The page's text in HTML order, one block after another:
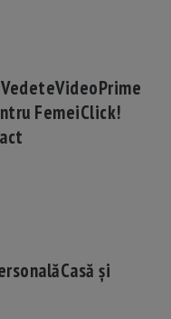
VedeteVideoPrime
FemeiClick!
Casă și